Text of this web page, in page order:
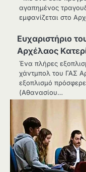
αγαπημένος
εμφανίζεται στο
Ευχαριστήριο
Αρχέλαος
Ένα πλήρες
χάντμπολ του ΓΑΣ
εξοπλισμό
(Αθανασίου…